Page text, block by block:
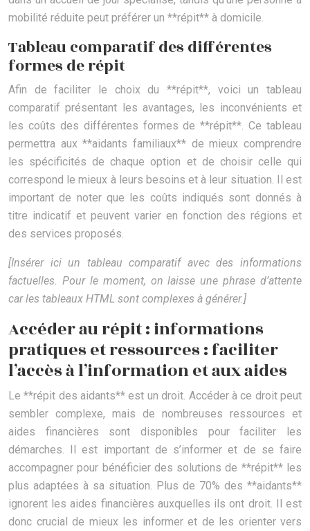
mobilité réduite peut préférer un **répit** à domicile.
Tableau comparatif des différentes
formes de répit
Afin de faciliter le choix du **répit**, voici un tableau
comparatif présentant les avantages, les inconvénients et
les coûts des différentes formes de **répit**. Ce tableau
permettra aux **aidants familiaux** de mieux comprendre
les spécificités de chaque option et de choisir celle qui
correspond le mieux à leurs besoins et à leur situation. Il est
important de noter que les coûts indiqués sont donnés à
titre indicatif et peuvent varier en fonction des régions et
des services proposés.
[Insérer ici un tableau comparatif avec des informations
factuelles. Pour le moment, on laisse une phrase d’attente
car les tableaux HTML sont complexes à générer.]
Accéder au répit : informations
pratiques et ressources : faciliter
l’accès à l’information et aux aides
Le **répit des aidants** est un droit. Accéder à ce droit peut
sembler complexe, mais de nombreuses ressources et
aides financières sont disponibles pour faciliter les
démarches. Il est important de s’informer et de se faire
accompagner pour bénéficier des solutions de **répit** les
plus adaptées à sa situation. Plus de 70% des **aidants**
ignorent les aides financières auxquelles ils ont droit. Il est
donc crucial de mieux les informer et de les orienter vers